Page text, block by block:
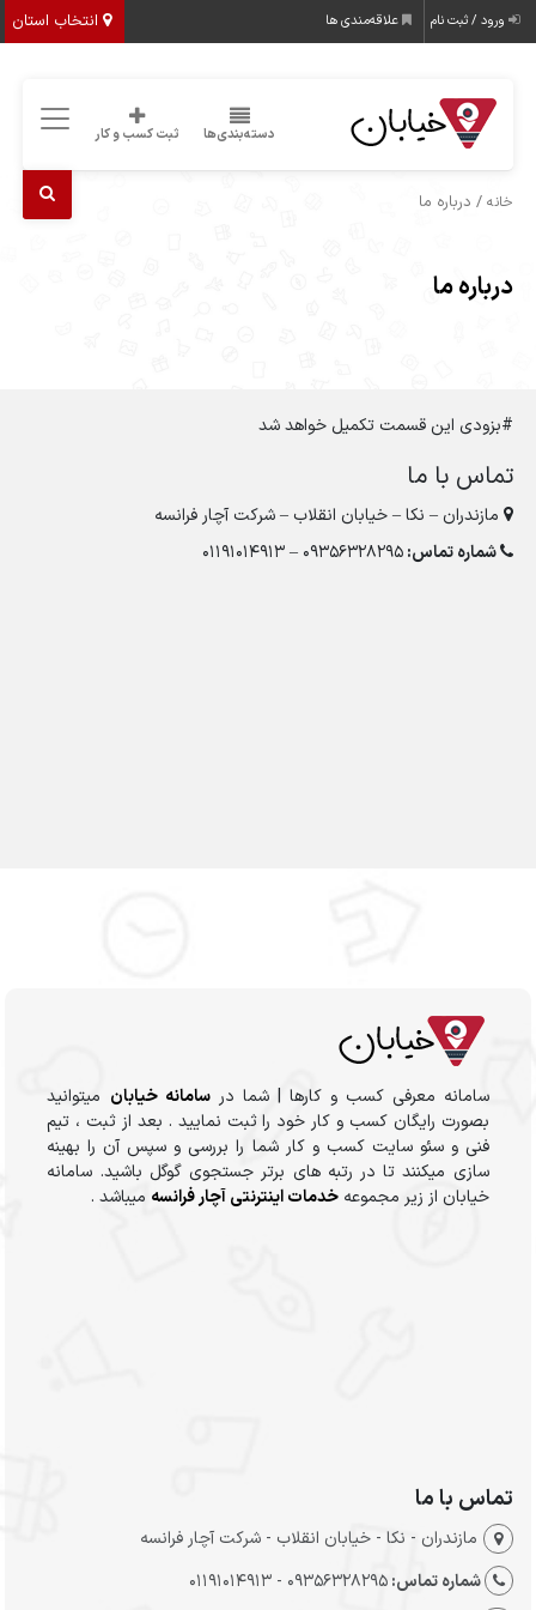
انتخاب استان ورود / ثبت نام علاقه‌مندی ها
دسته‌بندی‌ها ثبت کسب و کار
خانه / درباره ما
درباره ما
#بزودی این قسمت تکمیل خواهد شد
تماس با ما
مازندران – نکا – خیابان انقلاب – شرکت آچار فرانسه
شماره تماس:09356328295 – 01191014913
سامانه معرفی کسب و کارها | شما درسامانه خیابان میتوانید
بصورت رایگان کسب و کار خود را ثبت نمایید . بعد از ثبت ، تیم
فنی و سئو سایت کسب و کار شما را بررسی و سپس آن را بهینه
سازی میکنند تا در رتبه های برتر جستجوی گوگل باشید. سامانه
خیابان از زیر مجموعهخدمات اینترنتی آچار فرانسه میباشد .
تماس با ما
مازندران - نکا - خیابان انقلاب - شرکت آچار فرانسه
شماره تماس:09356328295 - 01191014913